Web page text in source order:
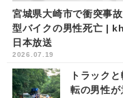
宮城県大崎市で衝突事
型バイクの男性死亡 |
日本放送
2026.07.19
トラック
転の男性